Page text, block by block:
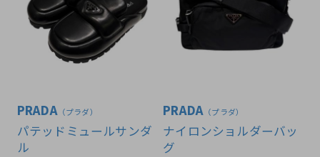
PRADA（プラダ）
パテッドミュールサンダ
ル
PRADA （プラダ）
ナイロンショルダーバッ
グ